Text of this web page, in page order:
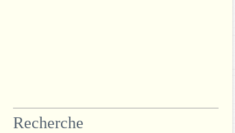
Recherche